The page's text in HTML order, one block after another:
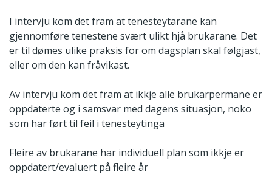
I intervju kom det fram at tenesteytarane kan
gjennomføre tenestene svært ulikt hjå brukarane. Det
er til dømes ulike praksis for om dagsplan skal følgjast,
eller om den kan fråvikast.
Av intervju kom det fram at ikkje alle brukarpermane er
oppdaterte og i samsvar med dagens situasjon, noko
som har ført til feil i tenesteytinga
Fleire av brukarane har individuell plan som ikkje er
oppdatert/evaluert på fleire år